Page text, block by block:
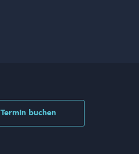
Termin buchen